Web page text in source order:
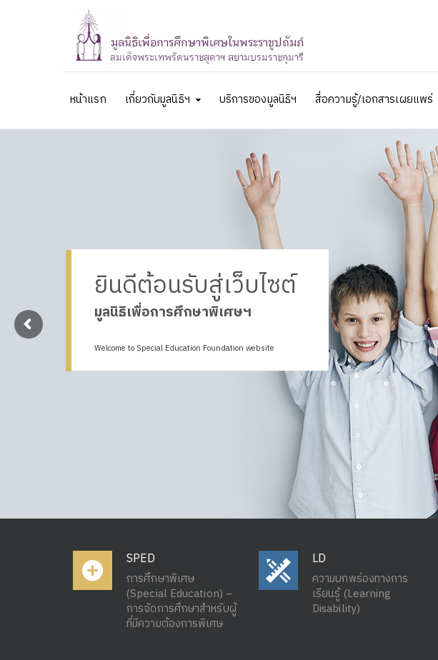
หน้าแรก เกี่ยวกับมูลนิธิฯ บริการของมูลนิธิฯ สื่อความรู้/เอกสารเผยแพร่
ยินดีต้อนรับสู่เว็บไซต์
มูลนิธิเพื่อการศึกษาพิเศษฯ
Welcome to Special Education Foundation website
SPED
การศึกษาพิเศษ
(Special Education) –
การจัดการศึกษาสำหรับผู้
ที่มีความต้องการพิเศษ
LD
ความบกพร่องทางการ
เรียนรู้ (Learning
Disability)